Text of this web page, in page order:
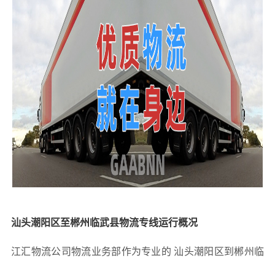
汕头潮阳区至郴州临武县物流专线运行概况
江汇物流公司物流业务部作为专业的 汕头潮阳区到郴州临